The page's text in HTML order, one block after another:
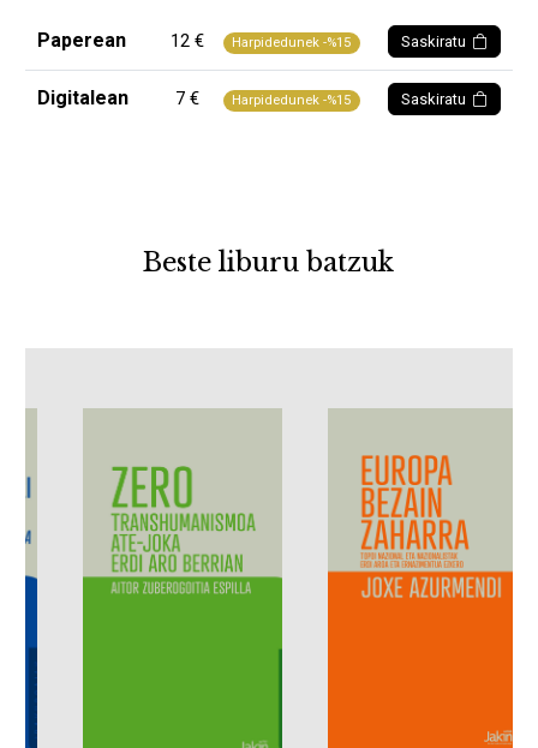
Paperean 12 € Harpidedunek -%15 Saskiratu
Digitalean 7 € Harpidedunek -%15 Saskiratu
Beste liburu batzuk